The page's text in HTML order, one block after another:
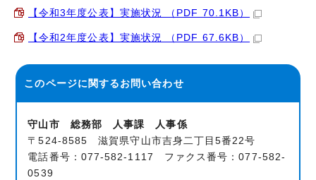
【令和3年度公表】実施状況 （PDF 70.1KB）
【令和2年度公表】実施状況 （PDF 67.6KB）
このページに関するお問い合わせ
守山市 総務部 人事課 人事係
〒524-8585 滋賀県守山市吉身二丁目5番22号
電話番号：077-582-1117 ファクス番号：077-582-
0539